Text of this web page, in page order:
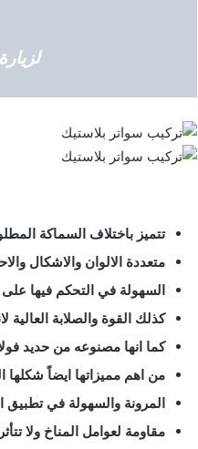
تتميز باختلاف السماكة
متعددة الالوان والاشكال
السهولة في التحكم فيها
كذلك القوة والصلابة
كما انها مصنوعه من حديد
من اهم مميزاتها ايضاً شكلها
المرونة والسهولة في
مقاومة لعوامل المناخ ولا